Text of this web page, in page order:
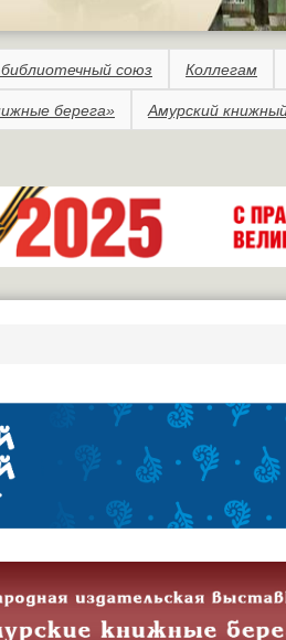
союз Коллегам
берега» Амурский